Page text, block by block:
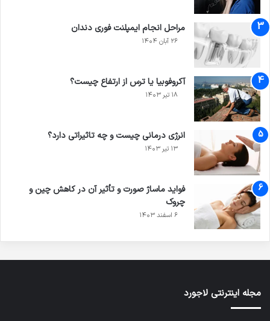
مراحل انجام ایمپلنت فوری دندان
۲۶ آبان ۱۴۰۴
آکروفوبیا یا ترس از ارتفاع چیست؟
۱۸ تیر ۱۴۰۳
انرژی درمانی چیست و چه تاثیراتی دارد؟
۱۳ تیر ۱۴۰۳
فواید ماساژ صورت و تأثیر آن در کاهش چین و
چروک
۶ اسفند ۱۴۰۳
مجله اینترنتی لاجورد